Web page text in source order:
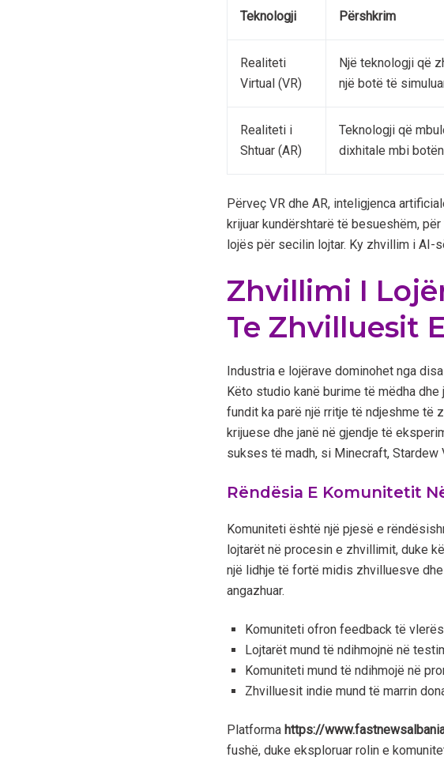
Teknologji Përshkrim
Realiteti
Virtual (VR)
Një teknologji që
një botë të
Realiteti i
Shtuar (AR)
Teknologji që
dixhitale mbi
Përveç VR dhe AR, inteligjenca
krijuar kundërshtarë të besueshëm,
lojës për secilin lojtar. Ky zhvillim i AI-
Zhvillimi I
Te Zhvilluesit
Industria e lojërave dominohet nga
Këto studio kanë burime të mëdha
fundit ka parë një rritje të ndjeshme të
krijuese dhe janë në gjendje të
sukses të madh, si Minecraft, Stardew
Rëndësia E Komunitetit
Komuniteti është një pjesë e
lojtarët në procesin e zhvillimit, duke
një lidhje të fortë midis zhvilluesve
angazhuar.
Komuniteti ofron feedback të
Lojtarët mund të ndihmojnë në
Komuniteti mund të ndihmojë në
Zhvilluesit indie mund të marrin
Platforma https://
fushë, duke eksploruar rolin e